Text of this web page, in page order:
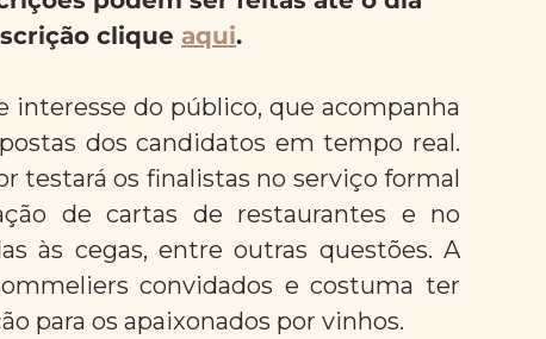
clique aqui.
interesse do público, que acompanha
dos candidatos em tempo real.
testará os finalistas no serviço formal
de cartas de restaurantes e no
às cegas, entre outras questões. A
convidados e costuma ter
para os apaixonados por vinhos.